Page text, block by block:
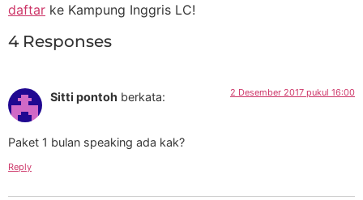
daftar ke Kampung Inggris LC!
4 Responses
Sitti pontoh berkata: 2 Desember 2017 pukul 16:00
Paket 1 bulan speaking ada kak?
Reply